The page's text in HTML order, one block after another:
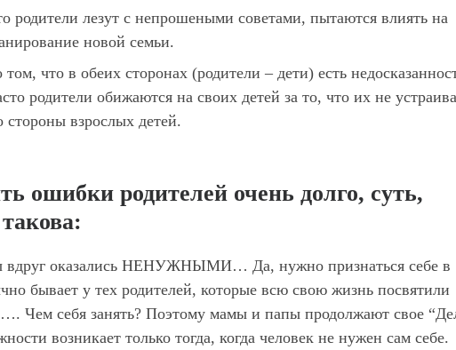
родители лезут с непрошеными советами, пытаются влиять на
новой семьи.
что в обеих сторонах (родители – дети) есть
родители обижаются на своих детей за то, что их не
взрослых детей.
ошибки родителей очень долго, суть,
вдруг оказались НЕНУЖНЫМИ… Да, нужно признаться себе в
бывает у тех родителей, которые всю свою жизнь посвятили
Чем себя занять? Поэтому мамы и папы продолжают свое
возникает только тогда, когда человек не нужен сам себе.